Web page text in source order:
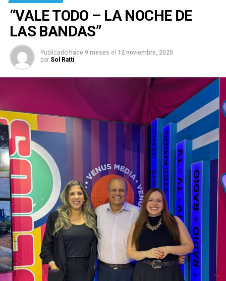
“VALE TODO – LA NOCHE DE
LAS BANDAS”
Publicado hace 9 meses el 12 noviembre, 2025
por Sol Ratti